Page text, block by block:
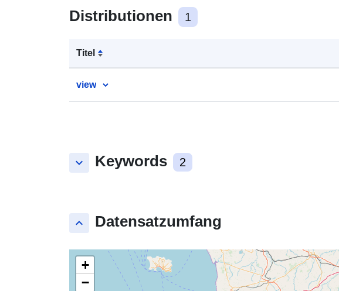
Distributionen 1
Titel
view
keyboard_arrow_down Keywords 2
keyboard_arrow_up Datensatzumfang
+
−